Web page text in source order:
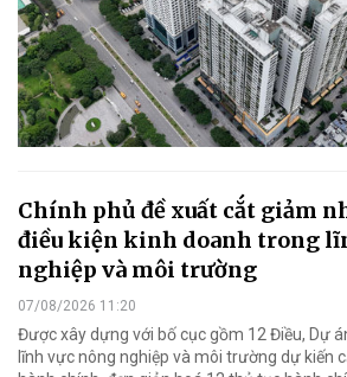
Chính phủ đề xuất cắt giảm
điều kiện kinh doanh trong
nghiệp và môi trường
07/08/2026 11:20
Được xây dựng với bố cục gồm 12 Điều, Dự
lĩnh vực nông nghiệp và môi trường dự kiến